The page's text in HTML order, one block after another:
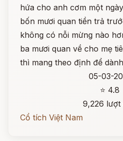
hứa cho anh cơm một
bốn mươi quan tiền trả
không có nỗi mừng nào
ba mươi quan về cho mẹ
thì mang theo định để
05-03-
⭐ 4.8
9,226 lượt
Cổ tích Việt Nam